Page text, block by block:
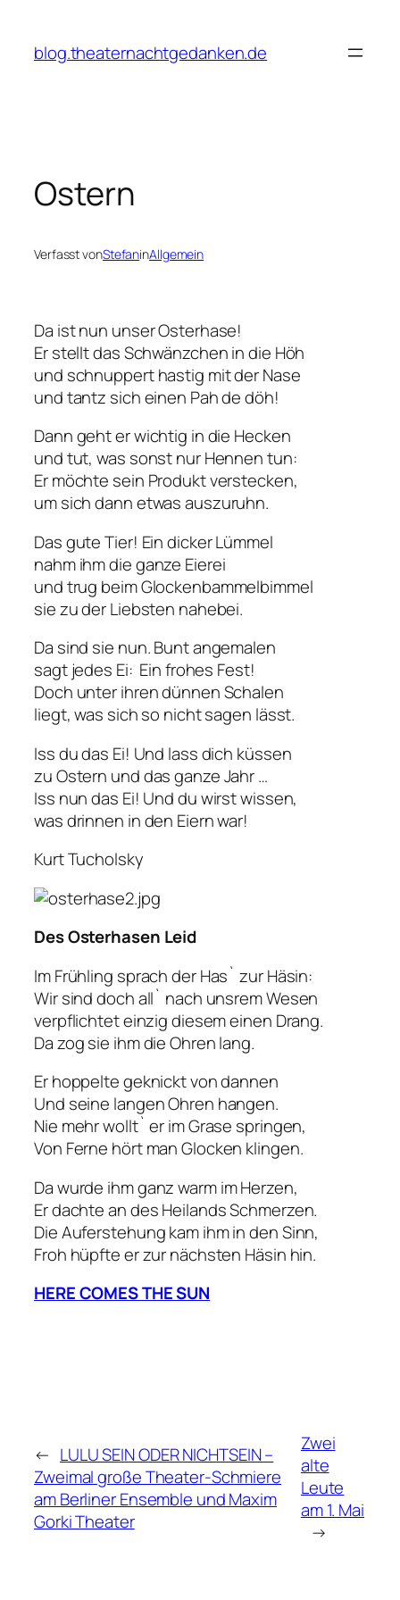
springen
blog.theaternachtgedanken.de
Ostern
Verfasst vonStefaninAllgemein
Da ist nun unser Osterhase!
Er stellt das Schwänzchen in die Höh
und schnuppert hastig mit der Nase
und tantz sich einen Pah de döh!
Dann geht er wichtig in die Hecken
und tut, was sonst nur Hennen tun:
Er möchte sein Produkt verstecken,
um sich dann etwas auszuruhn.
Das gute Tier! Ein dicker Lümmel
nahm ihm die ganze Eierei
und trug beim Glockenbammelbimmel
sie zu der Liebsten nahebei.
Da sind sie nun. Bunt angemalen
sagt jedes Ei:  Ein frohes Fest! 
Doch unter ihren dünnen Schalen
liegt, was sich so nicht sagen lässt.
Iss du das Ei! Und lass dich küssen
zu Ostern und das ganze Jahr …
Iss nun das Ei! Und du wirst wissen,
was drinnen in den Eiern war!
Kurt Tucholsky
DesOsterhasen Leid
Im Frühling sprach der Has` zur Häsin:
Wir sind doch all` nach unsrem Wesen
verpflichtet einzig diesem einen Drang.
Da zog sie ihm die Ohren lang.
Er hoppelte geknickt von dannen
Und seine langen Ohren hangen.
Nie mehr wollt` er im Grase springen,
Von Ferne hört man Glocken klingen.
Da wurde ihm ganz warm im Herzen,
Er dachte an des Heilands Schmerzen.
Die Auferstehung kam ihm in den Sinn,
Froh hüpfte er zur nächsten Häsin hin.
HERE COMES THE SUN
← LULU SEIN ODER NICHTSEIN –
Zweimal große Theater-Schmiere
am Berliner Ensemble und Maxim
Gorki Theater
Zwei
alte
Leute
am 1. Mai
→